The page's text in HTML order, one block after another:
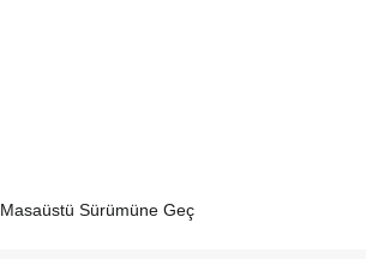
Masaüstü Sürümüne Geç